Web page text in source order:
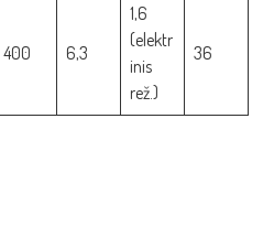
400 6,3
1,6
(elektr
inis
rež.)
36